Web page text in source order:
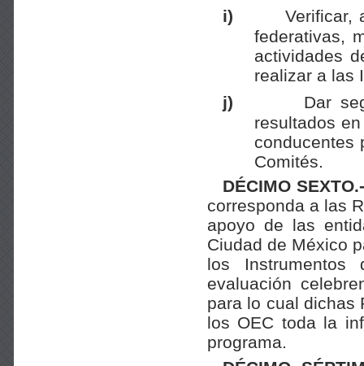
i)
Verificar,
federativas,
actividades
realizar a las
j)
Dar
resultados
conducentes
Comités.
DÉCIMO
corresponda a las
apoyo de las
Ciudad de México
los
evaluación
para lo cual dichas
los OEC toda la
programa.